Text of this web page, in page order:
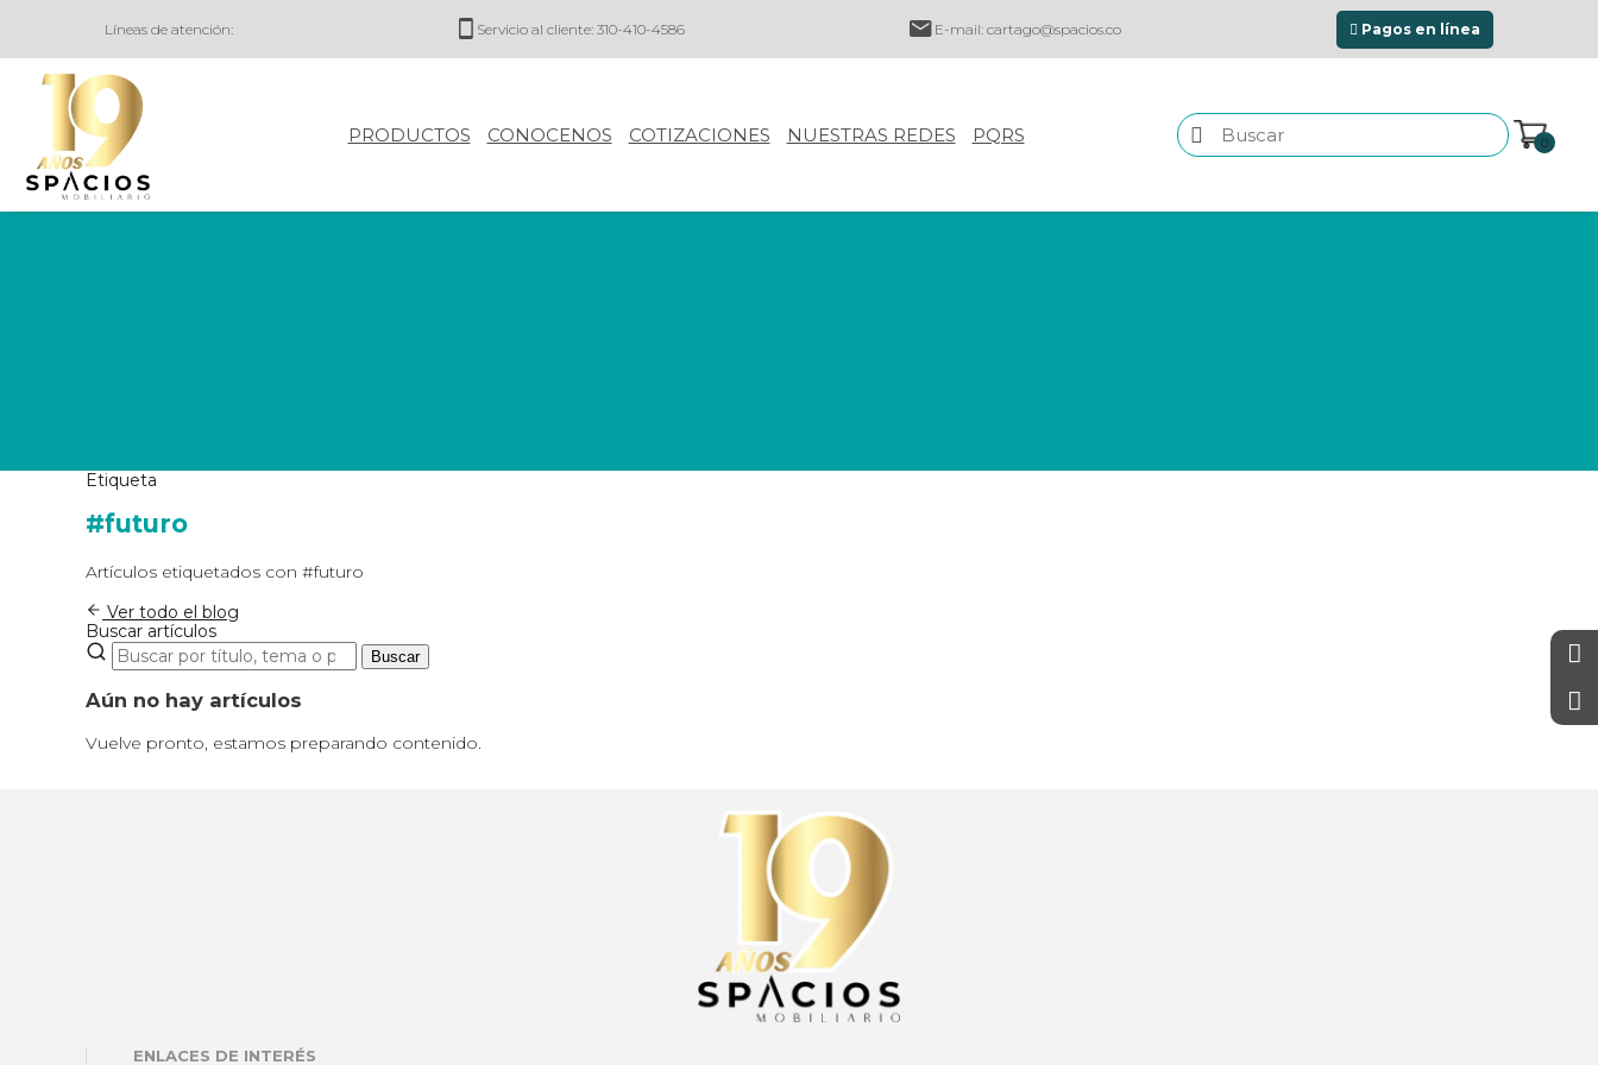
Líneas de atención: Servicio al cliente: 310-410-4586 E-mail:cartago@spacios.co Pagos en línea
PRODUCTOS CONOCENOS COTIZACIONES NUESTRAS REDES PQRS 0
Etiqueta
#futuro
Artículos etiquetados con #futuro
Ver todo el blog
Buscar artículos
Buscar
Aún no hay artículos
Vuelve pronto, estamos preparando contenido.
ENLACES DE INTERÉS